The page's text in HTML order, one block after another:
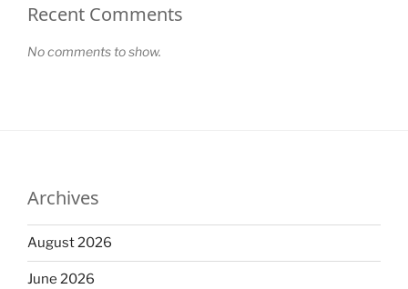
Recent Comments
No comments to show.
Archives
August 2026
June 2026